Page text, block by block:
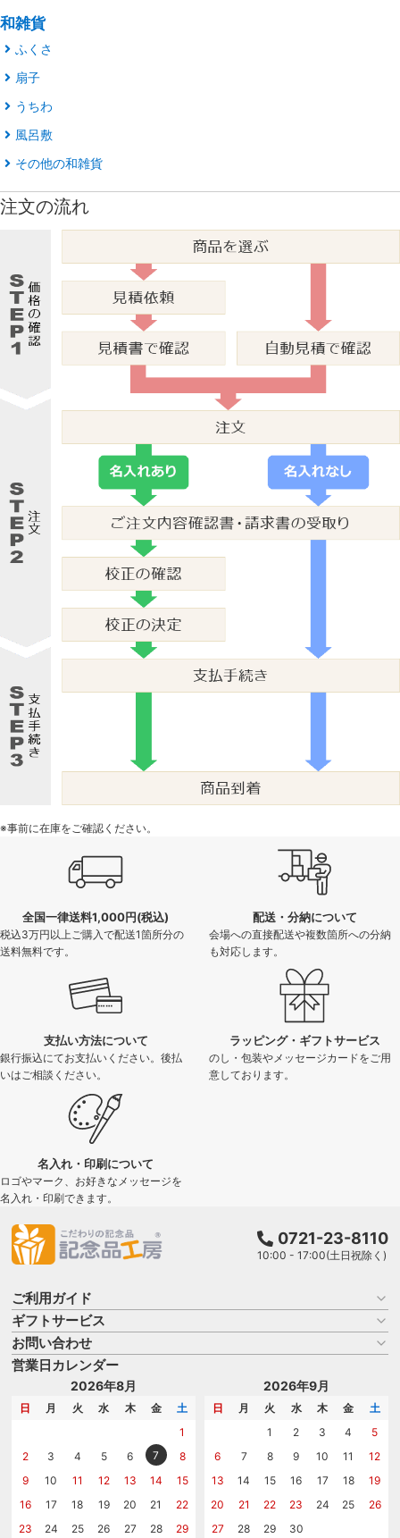
和雑貨
ふくさ
扇子
うちわ
風呂敷
その他の和雑貨
注文の流れ
※事前に在庫をご確認ください。
全国一律送料1,000円(税込)
税込3万円以上ご購入で配送1箇所分の
送料無料です。
配送・分納について
会場への直接配送や複数箇所への分納
も対応します。
支払い方法について
銀行振込にてお支払いください。後払
いはご相談ください。
ラッピング・ギフトサービス
のし・包装やメッセージカードをご用
意しております。
名入れ・印刷について
ロゴやマーク、お好きなメッセージを
名入れ・印刷できます。
0721-23-8110
10:00 - 17:00(土日祝除く)
ご利用ガイド
お買い物ガイド
よくある質問
はじめての記念品選び
記念品工房の使い方
ギフトサービス
名入れについて
のし
メッセージカード
お問い合わせ
商品選びを相談する
名入れについて相談する
カタログを請求する
営業日カレンダー
2026年8月
日 月 火 水 木 金
土
1
2
3 4 5 6 7
8
9
10 11 12 13 14
15
16
17 18 19 20 21
22
23
24 25 26 27 28 29
2026年9月
日 月 火 水 木 金
土
1
2 3 4
5
6
7 8 9 10 11
12
13
14 15 16 17 18
19
20
21 22 23 24 25
26
27
28 29 30